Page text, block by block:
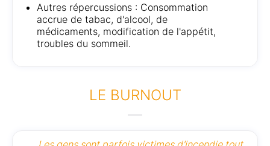
Autres répercussions : Consommation
accrue de tabac, d'alcool, de
médicaments, modification de l'appétit,
troubles du sommeil.
LE BURNOUT